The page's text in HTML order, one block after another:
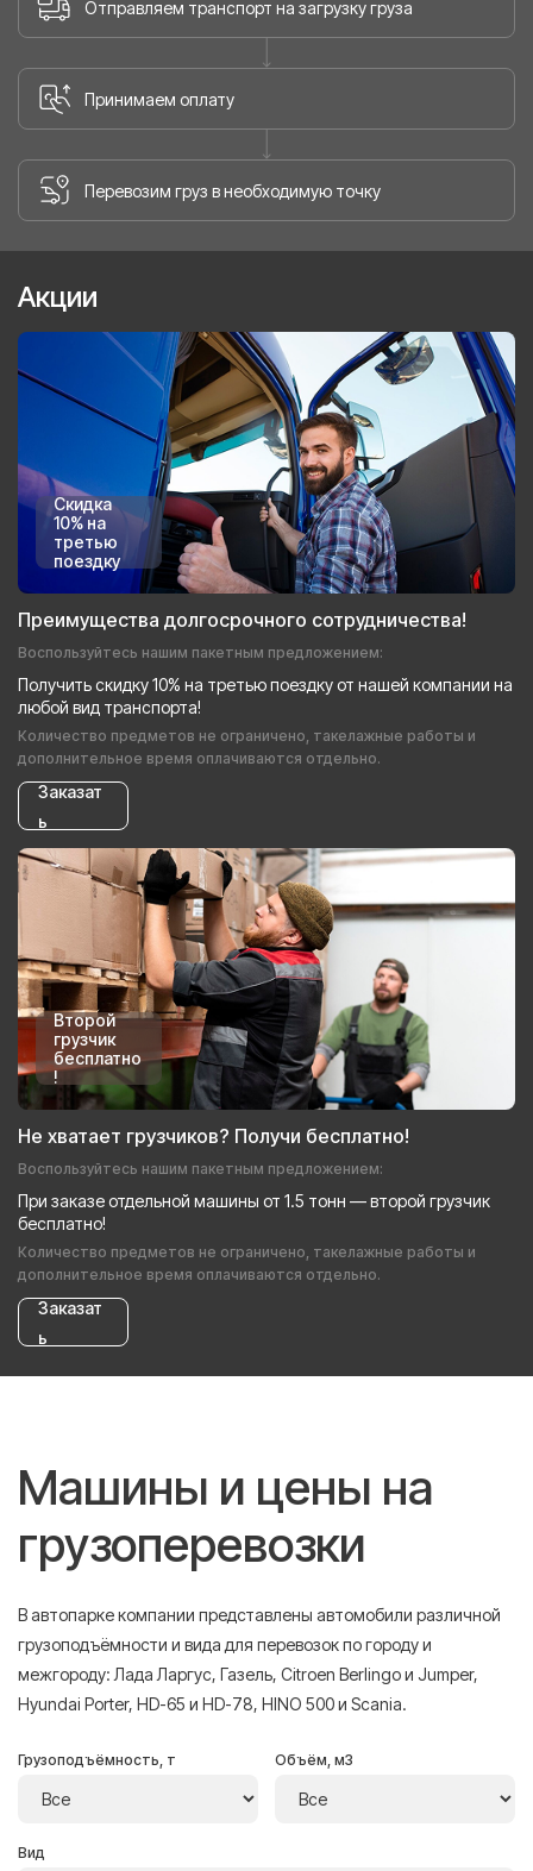
Отправляем транспорт на загрузку груза
Принимаем оплату
Перевозим груз в необходимую точку
Акции
Скидка
10% на
третью
поездку
Преимущества долгосрочного сотрудничества!
Воспользуйтесь нашим пакетным предложением:
Получить скидку 10% на третью поездку от нашей компании на
любой вид транспорта!
Количество предметов не ограничено, такелажные работы и
дополнительное время оплачиваются отдельно.
Заказат
ь
Второй
грузчик
бесплатно
!
Не хватает грузчиков? Получи бесплатно!
Воспользуйтесь нашим пакетным предложением:
При заказе отдельной машины от 1.5 тонн — второй грузчик
бесплатно!
Количество предметов не ограничено, такелажные работы и
дополнительное время оплачиваются отдельно.
Заказат
ь
Машины и цены на
грузоперевозки
В автопарке компании представлены автомобили различной
грузоподъёмности и вида для перевозок по городу и
межгороду: Лада Ларгус, Газель, Citroen Berlingo и Jumper,
Hyundai Porter, HD-65 и HD-78, HINO 500 и Scania.
Грузоподъёмность, т Объём, м3
Вид